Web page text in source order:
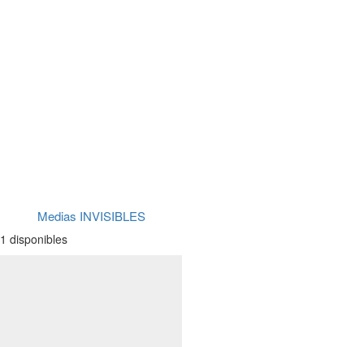
Medias INVISIBLES
1 disponibles